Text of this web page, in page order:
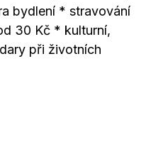
bydlení * stravování
30 Kč * kulturní,
při životních